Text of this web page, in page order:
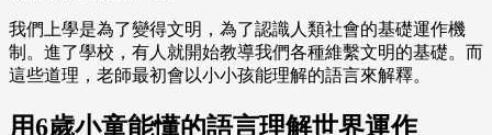
我們上學是為了變得文明，為了認識人類社會的基礎運作機
制。進了學校，有人就開始教導我們各種維繫文明的基礎。而
這些道理，老師最初會以小小孩能理解的語言來解釋。
用6歲小童能懂的語言理解世界運作